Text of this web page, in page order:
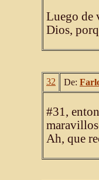
Luego de
Dios,
32 De:
#31,
Ah, que